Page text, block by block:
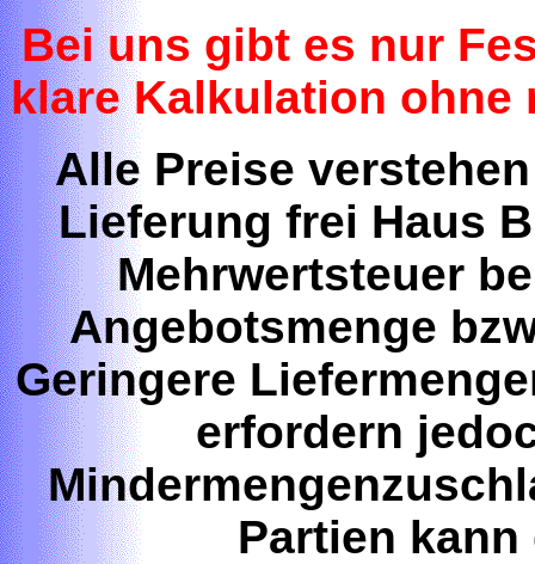
Bei uns gibt es nur
klare Kalkulation ohne
Alle Preise
Lieferung frei Haus
Mehrwertsteuer
Angebotsmenge
Geringere
erfordern
Partien